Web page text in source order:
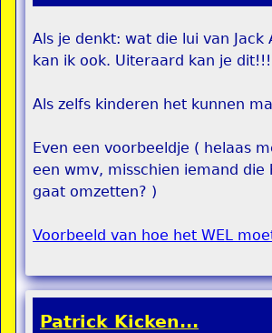
Als je denkt: wat die lui van Jack
kan ik ook. Uiteraard kan je dit!!!
Als zelfs kinderen het kunnen
Even een voorbeeldje ( helaas
een wmv, misschien iemand die
gaat omzetten? )
Voorbeeld van hoe het WEL
Patrick Kicken...